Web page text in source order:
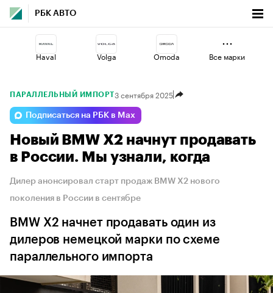
РБК АВТО
Haval Volga Omoda
Voyah Jaecoo Changan
Geely Lada Esteo
Все марки
ПАРАЛЛЕЛЬНЫЙ ИМПОРТ3 сентября 2025
Подписаться на РБК в Max
Новый BMW X2 начнут продавать
в России. Мы узнали, когда
Дилер анонсировал старт продаж BMW X2 нового
поколения в России в сентябре
BMW X2 начнет продавать один из
дилеров немецкой марки по схеме
параллельного импорта